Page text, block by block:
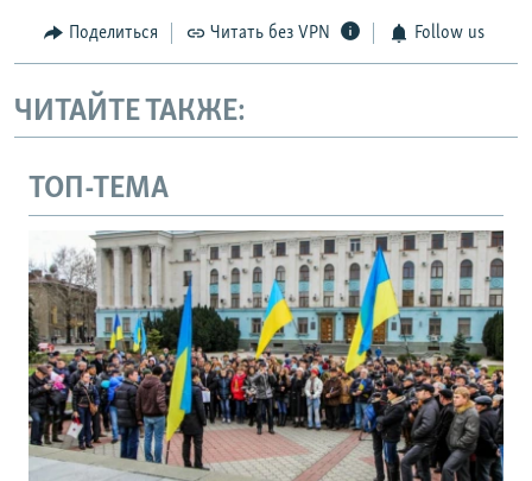
Поделиться Читать без VPN Follow us
ЧИТАЙТЕ ТАКЖЕ:
ТОП-ТЕМА